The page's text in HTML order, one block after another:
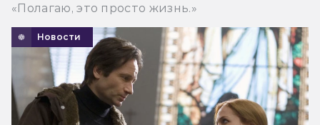
«Полагаю, это просто жизнь.»
Новости